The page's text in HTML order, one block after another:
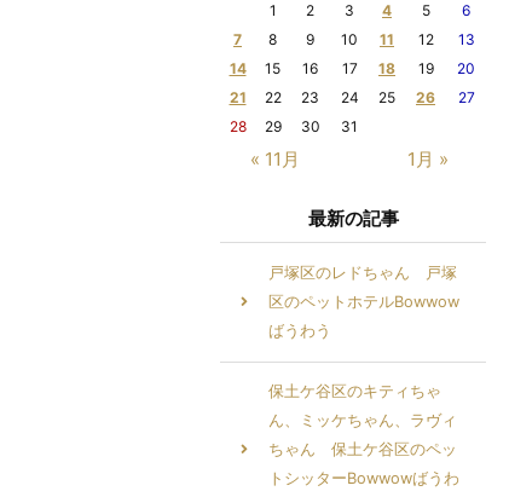
« 11月 1月 »
1 2 3 4 5
6
7
8 9 10 11 12
13
14
15 16 17 18 19
20
21
22 23 24 25 26
27
28
29 30 31
最新の記事
戸塚区のレドちゃん 戸塚
区のペットホテルBowwow
ばうわう
保土ケ谷区のキティちゃ
ん、ミッケちゃん、ラヴィ
ちゃん 保土ケ谷区のペッ
トシッターBowwowばうわ